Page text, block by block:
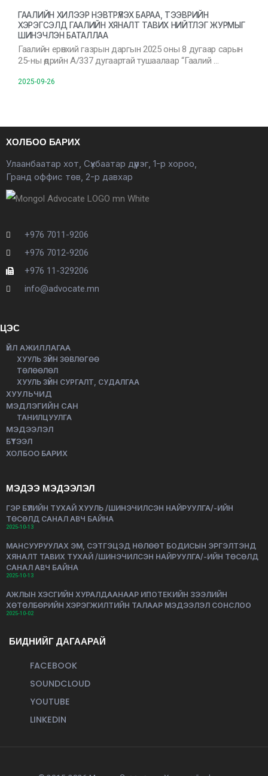
ГААЛИЙН ХИЛЭЭР НЭВТРҮҮЛЭХ БАРАА, ТЭЭВРИЙН
ХЭРЭГСЭЛД ГААЛИЙН ХЯНАЛТ ТАВИХ НИЙТЛЭГ ЖУРМЫГ
ШИНЭЧЛЭН БАТАЛЛАА
Гаалийн ерөнхий газрын даргын 2025 оны 8 дугаар сарын
25-ны өдрийн А/337 дугаартай тушаалаар “Гаалий …
2025-09-26
ХОЛБОО БАРИХ
Улаанбаатар хот, Сүхбаатар дүүрэг, 1-р хороо,
Гранд оффис төв, 2-р давхар
+976 7011-9206
+976 7012-9206
+976 11-329206
info@advocate.mn
ЦЭС
ҮЙЛ АЖИЛЛАГАА
ХУУЛЬ ЗҮЙН ЗӨВЛӨГӨӨ
ТӨЛӨӨЛӨЛ
ХУУЛЬ ЗҮЙН СУРГАЛТ, СУДАЛГАА
ХУУЛЬЧИД
МЭДЛЭГИЙН САН
ТАНИЛЦУУЛГА
МЭДЭЭЛЭЛ
БҮТЭЭЛ
ХОЛБОО БАРИХ
МЭДЭЭ МЭДЭЭЛЭЛ
ГЭР БҮЛИЙН ТУХАЙ ХУУЛЬ /ШИНЭЧИЛСЭН НАЙРУУЛГА/-ИЙН
ТӨСӨЛД САНАЛ АВЧ БАЙНА
2025-10-13
МАНСУУРУУЛАХ ЭМ, СЭТГЭЦЭД НӨЛӨӨТ БОДИСЫН ЭРГЭЛТЭНД
ХЯНАЛТ ТАВИХ ТУХАЙ /ШИНЭЧИЛСЭН НАЙРУУЛГА/-ИЙН ТӨСӨЛД
САНАЛ АВЧ БАЙНА
2025-10-13
АЖЛЫН ХЭСГИЙН ХУРАЛДААНААР ИПОТЕКИЙН ЗЭЭЛИЙН
ХӨТӨЛБӨРИЙН ХЭРЭГЖИЛТИЙН ТАЛААР МЭДЭЭЛЭЛ СОНСЛОО
2025-10-02
БИДНИЙГ ДАГААРАЙ
FACEBOOK
SOUNDCLOUD
YOUTUBE
LINKEDIN